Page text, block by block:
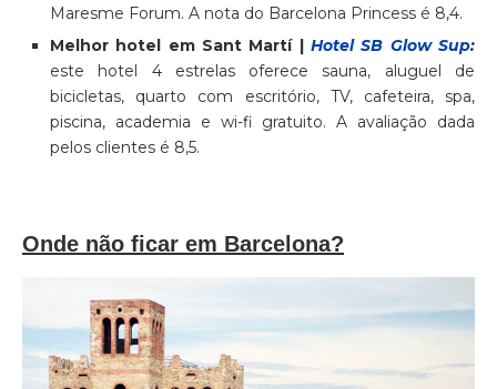
Maresme Forum. A nota do Barcelona Princess é 8,4.
Melhor hotel em Sant Martí | Hotel SB Glow Sup:
este hotel 4 estrelas oferece sauna, aluguel de
bicicletas, quarto com escritório, TV, cafeteira, spa,
piscina, academia e wi-fi gratuito. A avaliação dada
pelos clientes é 8,5.
Onde não ficar em Barcelona?